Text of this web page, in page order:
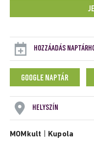
HOZZÁADÁS
GOOGLE NAPTÁR
HELYSZÍN
MOMkult Kupola